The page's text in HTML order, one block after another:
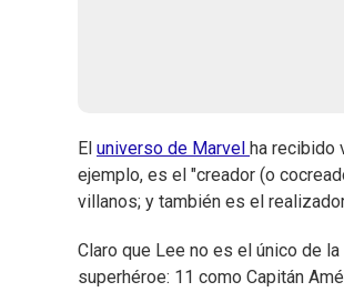
El universo de Marvel ha recibido
ejemplo, es el "creador (o
villanos; y también es el
Claro que Lee no es el único de la
superhéroe: 11 como Capitán